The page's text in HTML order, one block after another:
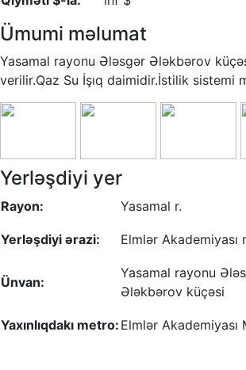
Ümumi məlumat
Yasamal rayonu Ələsgər Ələkbərov
verilir.Qaz Su İşıq daimidir.İstilik
Yerləşdiyi yer
Rayon: Yasamal r.
Yerləşdiyi ərazi: Elmlər Akademiyası
Ünvan:
Yasamal rayonu
Ələkbərov küçəsi
Yaxınlıqdakı metro: Elmlər Akademiyası